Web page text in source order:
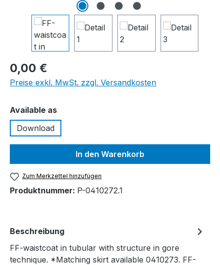
0,00 €
Preise exkl. MwSt. zzgl. Versandkosten
Available asauswählen
Download
In den Warenkorb
Zum Merkzettel hinzufügen
Produktnummer: P-0410272.1
Beschreibung
FF-waistcoat in tubular with structure in gore
technique. *Matching skirt available 0410273. FF-